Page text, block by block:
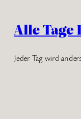
Inhalt
springen
Alle Tage
Jeder Tag wird